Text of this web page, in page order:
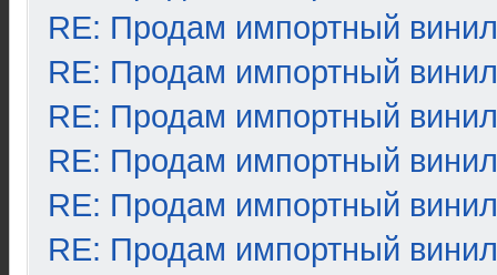
RE: Продам импортный винил
RE: Продам импортный винил
RE: Продам импортный винил
RE: Продам импортный винил
RE: Продам импортный винил
RE: Продам импортный винил